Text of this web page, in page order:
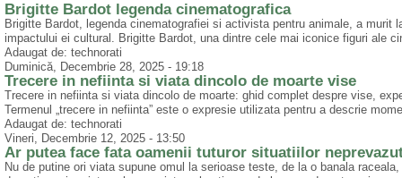
Brigitte Bardot legenda cinematografica
Brigitte Bardot, legenda cinematografiei si activista pentru animale, a murit
impactului ei cultural. Brigitte Bardot, una dintre cele mai iconice figuri ale
Adaugat de: technorati
Duminică, Decembrie 28, 2025 - 19:18
Trecere in nefiinta si viata dincolo de moarte vise
Trecere in nefiinta si viata dincolo de moarte: ghid complet despre vise,
Termenul „trecere in nefiinta” este o expresie utilizata pentru a descrie
Adaugat de: technorati
Vineri, Decembrie 12, 2025 - 13:50
Ar putea face fata oamenii tuturor situatiilor
Nu de putine ori viata supune omul la serioase teste, de la o banala